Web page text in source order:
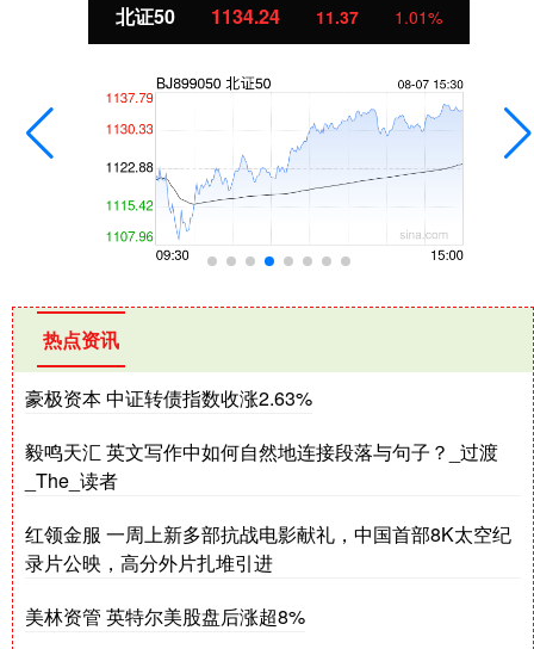
北证50 1134.24 11.37 1.01%
热点资讯
豪极资本 中证转债指数收涨2.63%
毅鸣天汇 英文写作中如何自然地连接段落与句子？_过渡
_The_读者
红领金服 一周上新多部抗战电影献礼，中国首部8K太空纪
录片公映，高分外片扎堆引进
美林资管 英特尔美股盘后涨超8%